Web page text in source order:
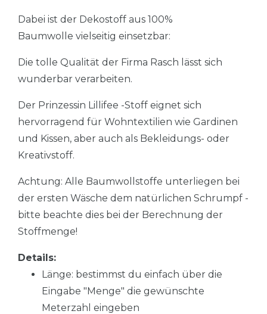
Dabei ist der Dekostoff aus 100%
Baumwolle vielseitig einsetzbar:
Die tolle Qualität der Firma Rasch lässt sich
wunderbar verarbeiten.
Der Prinzessin Lillifee -Stoff eignet sich
hervorragend für Wohntextilien wie Gardinen
und Kissen, aber auch als Bekleidungs- oder
Kreativstoff.
Achtung: Alle Baumwollstoffe unterliegen bei
der ersten Wäsche dem natürlichen Schrumpf -
bitte beachte dies bei der Berechnung der
Stoffmenge!
Details:
Länge: bestimmst du einfach über die
Eingabe "Menge" die gewünschte
Meterzahl eingeben